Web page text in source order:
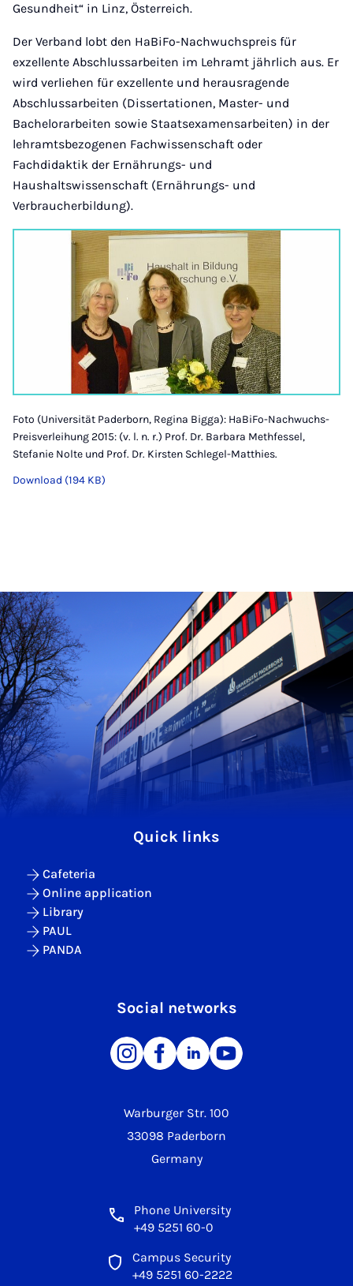
Gesundheit“ in Linz, Österreich.
Der Verband lobt den HaBiFo-Nachwuchspreis für
exzellente Abschlussarbeiten im Lehramt jährlich aus. Er
wird verliehen für exzellente und herausragende
Abschlussarbeiten (Dissertationen, Master- und
Bachelorarbeiten sowie Staatsexamensarbeiten) in der
lehramtsbezogenen Fachwissenschaft oder
Fachdidaktik der Ernährungs- und
Haushaltswissenschaft (Ernährungs- und
Verbraucherbildung).
Foto (Universität Paderborn, Regina Bigga): HaBiFo-Nachwuchs-
Preisverleihung 2015: (v. l. n. r.) Prof. Dr. Barbara Methfessel,
Stefanie Nolte und Prof. Dr. Kirsten Schlegel-Matthies.
Download (194 KB)
Warburger Str. 100
33098 Paderborn
Germany
Phone University
+49 5251 60-0
Campus Security
+49 5251 60-2222
Quick links
Cafeteria
Online application
Library
PAUL
PANDA
Social networks